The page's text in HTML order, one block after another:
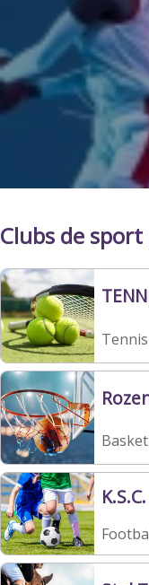
Clubs de
Tennis